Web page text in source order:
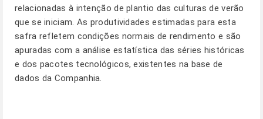
relacionadas à intenção de plantio das culturas de verão
que se iniciam. As produtividades estimadas para esta
safra refletem condições normais de rendimento e são
apuradas com a análise estatística das séries históricas
e dos pacotes tecnológicos, existentes na base de
dados da Companhia.